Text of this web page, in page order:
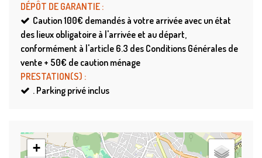
DÉPÔT DE GARANTIE :
Caution100€ demandés à votre arrivée avec un état
des lieux obligatoire à l'arrivée et au départ,
conformément à l'article 6.3 des Conditions Générales de
vente + 50€ de caution ménage
PRESTATION(S) :
. Parking privé inclus
+